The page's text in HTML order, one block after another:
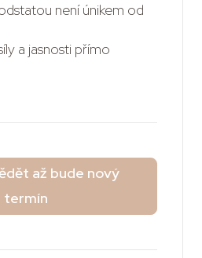
není únikem od
a jasnosti přímo
až bude nový
termín